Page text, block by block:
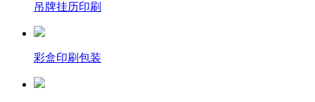
吊牌挂历印刷
彩盒印刷包装